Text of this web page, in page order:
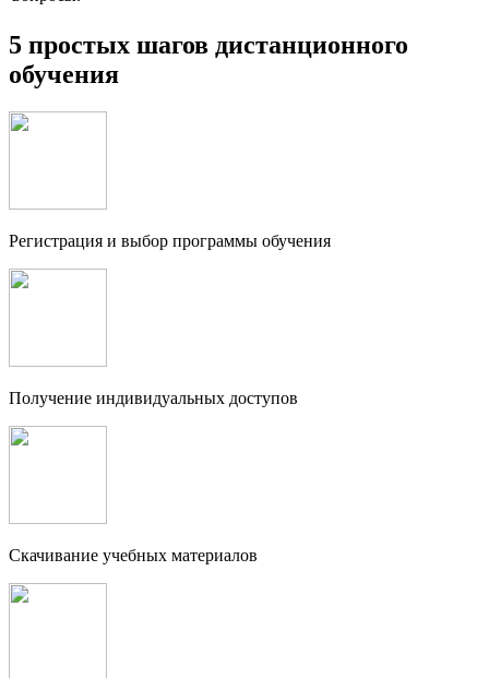
5 простых шагов дистанционного
обучения
Регистрация и выбор программы обучения
Получение индивидуальных доступов
Скачивание учебных материалов